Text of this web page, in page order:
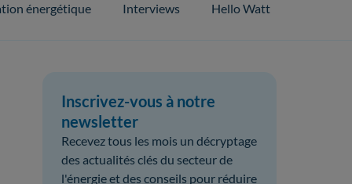
énergétique Interviews Hello Watt
Inscrivez-vous à notre
newsletter
Recevez tous les mois un décryptage
des actualités clés du secteur de
l'énergie et des conseils pour réduire